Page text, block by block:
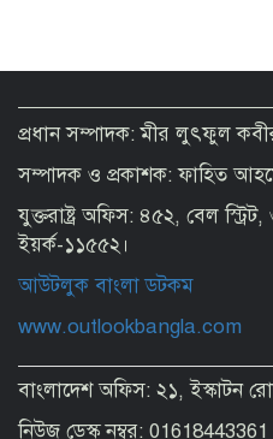
প্রধান সম্পাদক: মীর লুৎফুল
সম্পাদক ও প্রকাশক: ফাহিত
যুক্তরাষ্ট্র অফিস: ৪৫২, বেল
ইয়র্ক-১১৫৫২।
আউটলুক বাংলা ডটকম
www.outlookbangla.com
বাংলাদেশ অফিস: ২১, ইস্কাটন
নিউজ ডেস্ক নম্বর: 01618443361